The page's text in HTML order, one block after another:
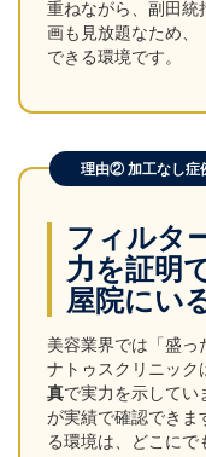
重ねながら、副田統
画も見放題なため、
できる環境です。
理由② 加工なし症
フィルタ
力を証明
屋院にい
美容業界では「盛
ナトゥスクリニック
真で実力を示してい
が実績で確認できま
る環境は、どこに